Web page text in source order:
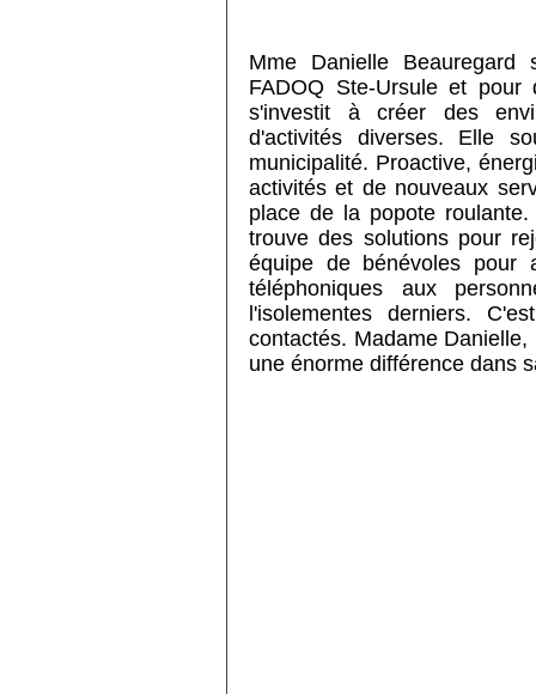
Mme Danielle
FADOQ Ste-Ursule et
s'investit à créer des
d'activités diverses. Elle
municipalité. Proactive,
activités et de nouveaux
place de la popote
trouve des solutions pour
équipe de bénévoles pour
téléphoniques aux
l'isolementes derniers.
contactés. Madame
une énorme différence dans